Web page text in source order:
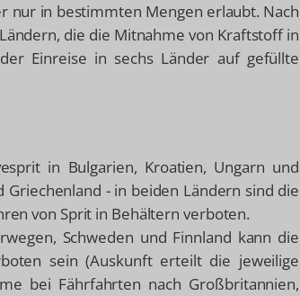
nur in bestimmten Mengen erlaubt. Nach
die die Mitnahme von Kraftstoff in
Einreise in sechs Länder auf gefüllte
in Bulgarien, Kroatien, Ungarn und
- in beiden Ländern sind die
von Sprit in Behältern verboten.
Schweden und Finnland kann die
sein (Auskunft erteilt die jeweilige
bei Fährfahrten nach Großbritannien,